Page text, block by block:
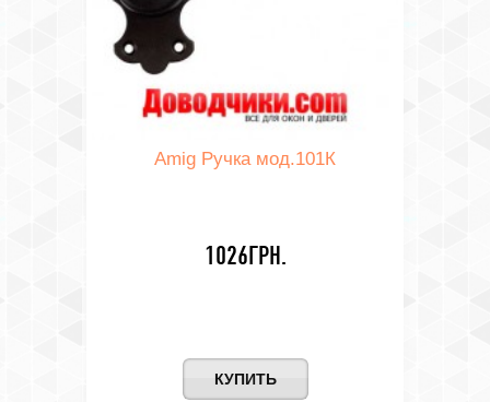
Amig Ручка мод.101К
1026ГРН.
КУПИТЬ